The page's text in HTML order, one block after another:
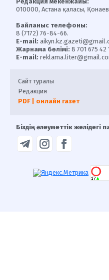
010000, Астана қаласы, Қонаев
Байланыс телефоны:
8 (7172) 76-84-66.
E-mail:
Жарнама бөлімі: 8 701 675 42
E-mail:
Сайт туралы
Редакция
PDF | онлайн газет
Біздің әлеуметтік желідегі